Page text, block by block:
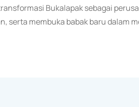
Bukalapak sebagai
serta membuka babak baru dalam